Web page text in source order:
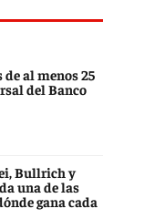
al menos 25
del Banco
Bullrich y
una de las
gana cada